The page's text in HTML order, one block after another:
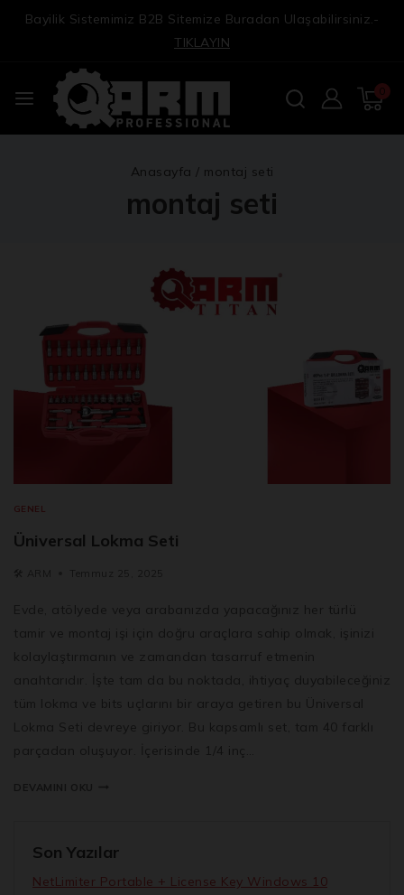
Bayilik Sistemimiz B2B Sitemize Buradan Ulaşabilirsiniz.-
TIKLAYIN
0
Anasayfa / montaj seti
montaj seti
GENEL
Üniversal Lokma Seti
Son Yazılar
NetLimiter Portable + License Key Windows 10